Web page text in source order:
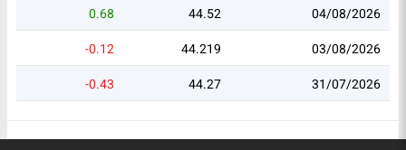
04/08/2026
44.52
0.68
03/08/2026
44.219
-0.12
31/07/2026
44.27
-0.43